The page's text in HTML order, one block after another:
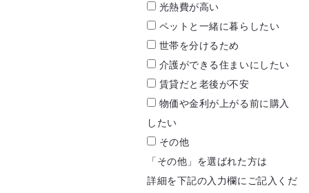
光熱費が高い
ペットと一緒に暮らしたい
世帯を分けるため
介護ができる住まいにしたい
賃貸だと老後が不安
物価や金利が上がる前に購入
したい
その他
「その他」を選ばれた方は
詳細を下記の入力欄にご記入くだ